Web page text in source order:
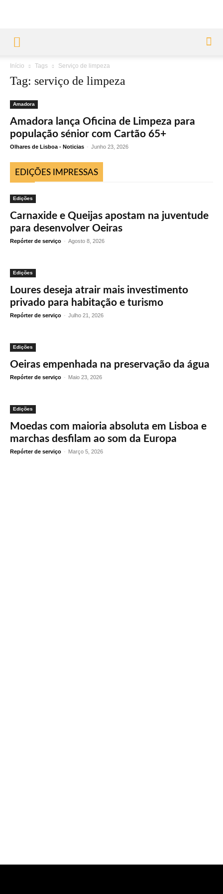
Início Tags Serviço de limpeza
Tag: serviço de limpeza
Amadora
Amadora lança Oficina de Limpeza para
população sénior com Cartão 65+
Olhares de Lisboa - Noticias - Junho 23, 2026
EDIÇÕES IMPRESSAS
Edições
Carnaxide e Queijas apostam na juventude
para desenvolver Oeiras
Repórter de serviço - Agosto 8, 2026
Edições
Loures deseja atrair mais investimento
privado para habitação e turismo
Repórter de serviço - Julho 21, 2026
Edições
Oeiras empenhada na preservação da água
Repórter de serviço - Maio 23, 2026
Edições
Moedas com maioria absoluta em Lisboa e
marchas desfilam ao som da Europa
Repórter de serviço - Março 5, 2026